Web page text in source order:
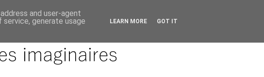
and user-agent
generate usage
LEARN MORE GOT IT